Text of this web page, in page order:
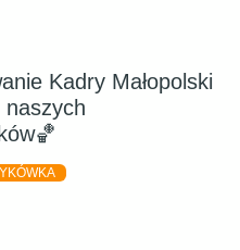
Kadry Małopolski
naszych